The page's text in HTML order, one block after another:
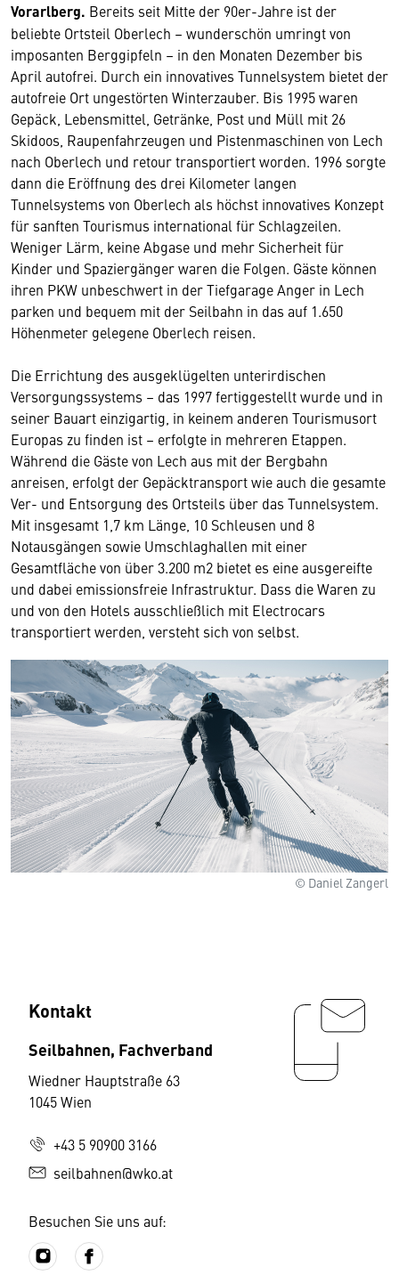
Vorarlberg. Bereits seit Mitte der 90er-Jahre ist der
beliebte Ortsteil Oberlech – wunderschön umringt von
imposanten Berggipfeln – in den Monaten Dezember bis
April autofrei. Durch ein innovatives Tunnelsystem bietet der
autofreie Ort ungestörten Winterzauber. Bis 1995 waren
Gepäck, Lebensmittel, Getränke, Post und Müll mit 26
Skidoos, Raupenfahrzeugen und Pistenmaschinen von Lech
nach Oberlech und retour transportiert worden. 1996 sorgte
dann die Eröffnung des drei Kilometer langen
Tunnelsystems von Oberlech als höchst innovatives Konzept
für sanften Tourismus international für Schlagzeilen.
Weniger Lärm, keine Abgase und mehr Sicherheit für
Kinder und Spaziergänger waren die Folgen. Gäste können
ihren PKW unbeschwert in der Tiefgarage Anger in Lech
parken und bequem mit der Seilbahn in das auf 1.650
Höhenmeter gelegene Oberlech reisen.
Die Errichtung des ausgeklügelten unterirdischen
Versorgungssystems – das 1997 fertiggestellt wurde und in
seiner Bauart einzigartig, in keinem anderen Tourismusort
Europas zu finden ist – erfolgte in mehreren Etappen.
Während die Gäste von Lech aus mit der Bergbahn
anreisen, erfolgt der Gepäcktransport wie auch die gesamte
Ver- und Entsorgung des Ortsteils über das Tunnelsystem.
Mit insgesamt 1,7 km Länge, 10 Schleusen und 8
Notausgängen sowie Umschlaghallen mit einer
Gesamtfläche von über 3.200 m2 bietet es eine ausgereifte
und dabei emissionsfreie Infrastruktur. Dass die Waren zu
und von den Hotels ausschließlich mit Electrocars
transportiert werden, versteht sich von selbst.
© Daniel Zangerl
Kontakt
Seilbahnen, Fachverband
Wiedner Hauptstraße 63
1045 Wien
+43 5 90900 3166
seilbahnen@wko.at
Besuchen Sie uns auf: